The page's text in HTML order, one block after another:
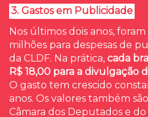
3. Gastos em Publicidade
Nos últimos dois anos,
milhões para despesas de
da CLDF. Na prática, cada
R$ 18,00 para a divulgação
O gasto tem crescido
anos. Os valores também
Câmara dos Deputados e